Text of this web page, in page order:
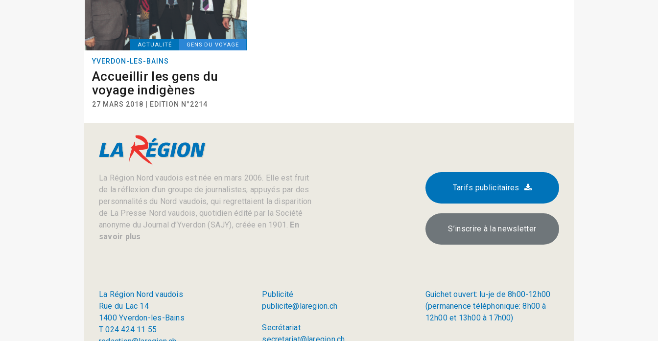
ACTUALITÉ GENS DU VOYAGE
YVERDON-LES-BAINS
Accueillir les gens du
voyage indigènes
27 MARS 2018 | EDITION N°2214
La Région Nord vaudois est née en mars 2006. Elle est fruit
de la réflexion d’un groupe de journalistes, appuyés par des
personnalités du Nord vaudois, qui regrettaient la disparition
de La Presse Nord vaudois, quotidien édité par la Société
anonyme du Journal d’Yverdon (SAJY), créée en 1901. En
savoir plus
Tarifs publicitaires
S’inscrire à la newsletter
La Région Nord vaudois
Rue du Lac 14
1400 Yverdon-les-Bains
T 024 424 11 55
Publicité
publicite@laregion.ch
Secrétariat
Guichet ouvert: lu-je de 8h00-12h00
(permanence téléphonique: 8h00 à
12h00 et 13h00 à 17h00)